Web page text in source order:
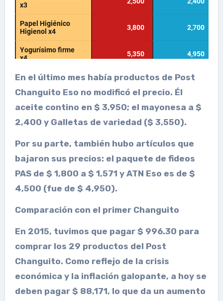
En el último mes había productos de Post
Changuito Eso no modificó el precio. Él
aceite contino en $ 3,950; el mayonesa a $
2,400 y Galletas de variedad ($ 3,550).
Por su parte, también hubo artículos que
bajaron sus precios: el paquete de fideos
PAS de $ 1,800 a $ 1,571 y ATN Eso es de $
4,500 (fue de $ 4,950).
Comparación con el primer Changuito
En 2015, tuvimos que pagar $ 996.30 para
comprar los 29 productos del Post
Changuito. Como reflejo de la crisis
económica y la inflación galopante, a hoy se
deben pagar $ 88,171, lo que da un aumento